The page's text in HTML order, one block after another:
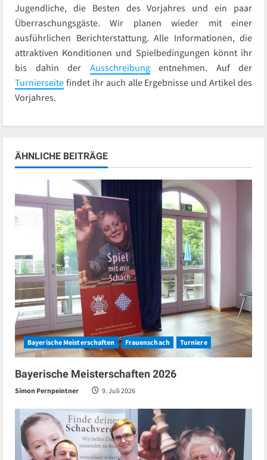
Jugendliche, die Besten des Vorjahres und ein paar
Überraschungsgäste. Wir planen wieder mit einer
ausführlichen Berichterstattung. Alle Informationen, die
attraktiven Konditionen und Spielbedingungen könnt ihr
bis dahin der Ausschreibungentnehmen. Auf der
Turnierseite findet ihr auch alle Ergebnisse und Artikel des
Vorjahres.
ÄHNLICHE BEITRÄGE
Bayerische Meisterschaften Frauenschach Turniere
Bayerische Meisterschaften 2026
Simon Pernpeintner 9. Juli 2026